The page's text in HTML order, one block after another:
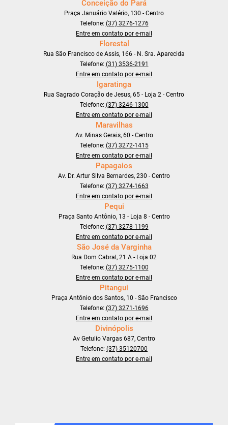
Conceição do Pará
Praça Januário Valério, 130 - Centro
Telefone: (37) 3276-1276
Entre em contato por e-mail
Florestal
Rua São Francisco de Assis, 166 - N. Sra. Aparecida
Telefone: (31) 3536-2191
Entre em contato por e-mail
Igaratinga
Rua Sagrado Coração de Jesus, 65 - Loja 2 - Centro
Telefone: (37) 3246-1300
Entre em contato por e-mail
Maravilhas
Av. Minas Gerais, 60 - Centro
Telefone: (37) 3272-1415
Entre em contato por e-mail
Papagaios
Av. Dr. Artur Silva Bernardes, 230 - Centro
Telefone: (37) 3274-1663
Entre em contato por e-mail
Pequi
Praça Santo Antônio, 13 - Loja 8 - Centro
Telefone: (37) 3278-1199
Entre em contato por e-mail
São José da Varginha
Rua Dom Cabral, 21 A - Loja 02
Telefone: (37) 3275-1100
Entre em contato por e-mail
Pitangui
Praça Antônio dos Santos, 10 - São Francisco
Telefone: (37) 3271-1696
Entre em contato por e-mail
Divinópolis
Av Getulio Vargas 687, Centro
Telefone: (37) 35120700
Entre em contato por e-mail